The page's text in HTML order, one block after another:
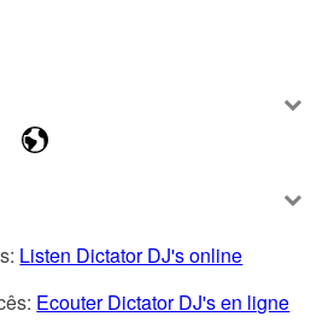
Listen Dictator DJ's online
Ecouter Dictator DJ's en ligne